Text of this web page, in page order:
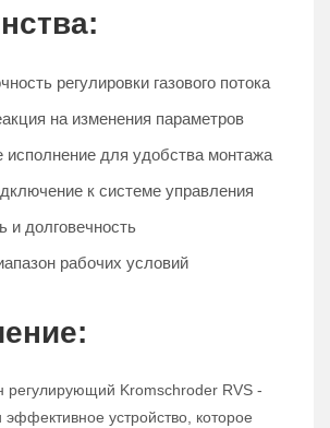
регулировки газового потока
на изменения параметров
исполнение для удобства монтажа
к системе управления
и долговечность
рабочих условий
регулирующий Kromschroder RVS -
устройство, которое